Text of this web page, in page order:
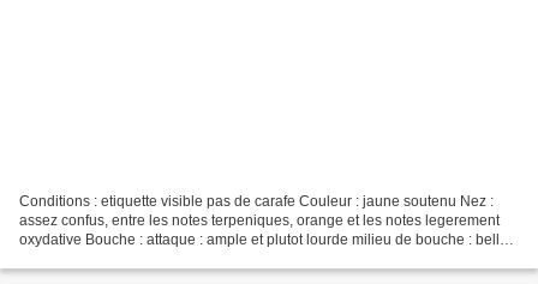
Conditions : etiquette visible pas de carafe Couleur : jaune soutenu Nez :
assez confus, entre les notes terpeniques, orange et les notes legerement
oxydative Bouche : attaque : ample et plutot lourde milieu de bouche : belle